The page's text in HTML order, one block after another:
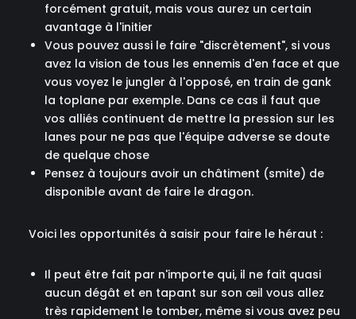
forcément gratuit, mais vous aurez un certain
avantage à l'initier
Vous pouvez aussi le faire "discrètement", si vous
avez la vision de tous les ennemis d'en face et que
vous voyez le jungler à l'opposé, en train de gank
la toplane par exemple. Dans ce cas il faut que
vos alliés continuent de mettre la pression sur les
lanes pour ne pas que l'équipe adverse se doute
de quelque chose
Pensez à toujours avoir un châtiment (smite) de
disponible avant de faire le dragon.
Voici les opportunités à saisir pour faire le héraut :
Il peut être fait par n'importe qui, il ne fait quasi
aucun dégât et en tapant sur son œil vous allez
très rapidement le tomber, même si vous avez peu